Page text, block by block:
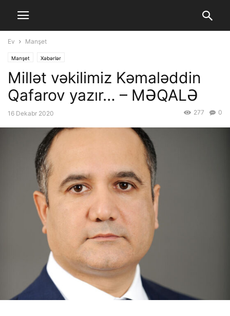
Ev Manşet
Manşet Xəbərlər
Millət vəkilimiz Kəmaləddin
Qafarov yazır… – MƏQALƏ
16 Dekabr 2020 0
277